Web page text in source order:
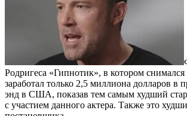
Родригеса «Гипнотик», в котором
заработал только 2,5 миллиона долларов в
энд в США, показав тем самым худший
с участием данного актера. Также это